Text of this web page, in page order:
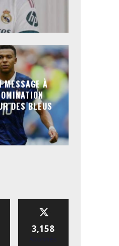
MESSAGE À
DES BLEUS
3,158
Abonnés